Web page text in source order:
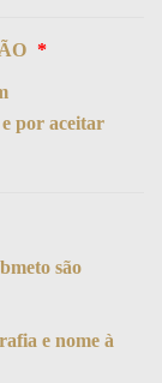
*
por aceitar
são
e nome à